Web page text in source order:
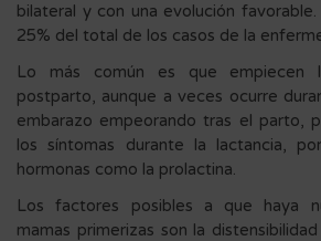
bilateral y con una evolución
25% del total de los casos de la
Lo más común es que empiecen
postparto, aunque a veces ocurre
embarazo empeorando tras el parto,
los síntomas durante la lactancia,
hormonas como la prolactina.
Los factores posibles a que haya
mamas primerizas son la